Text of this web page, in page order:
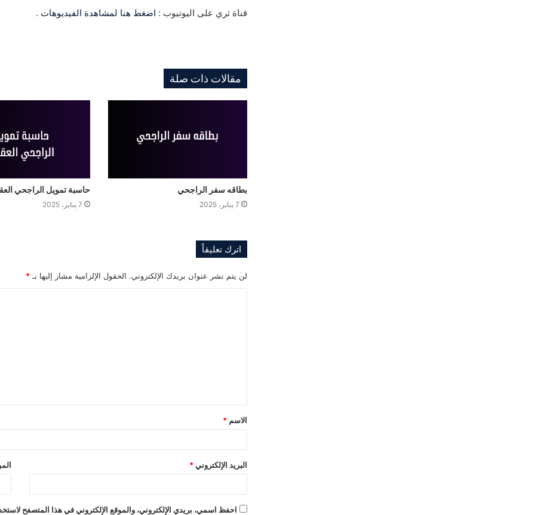
قناة ثري على اليوتيوب : اضغط هنا لمشاهدة الفيديوهات .
مقالات ذات صلة
بطاقه سفر الراجحي
7 يناير، 2025
حاسبة تمويل الراجحي
7 يناير، 2025
اترك تعليقاً
لن يتم نشر عنوان بريدك الإلكتروني. الحقول الإلزامية مشار إليها بـ *
ق
*
الاسم *
البريد الإلكتروني *
احفظ اسمي، بريدي الإلكتروني، والموقع الإلكتروني في هذا المتصفح